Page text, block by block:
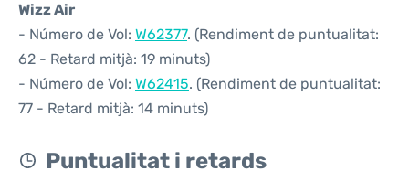
Wizz Air
- Número de Vol: W62377. (Rendiment de puntualitat:
62 - Retard mitjà: 19 minuts)
- Número de Vol: W62415. (Rendiment de puntualitat:
77 - Retard mitjà: 14 minuts)
Puntualitat i retards